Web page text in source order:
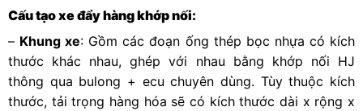
Cấu tạo xe đẩy hàng khớp nối:
– Khung xe: Gồm các đoạn ống thép bọc nhựa có kích
thước khác nhau, ghép với nhau bằng khớp nối HJ
thông qua bulong + ecu chuyên dùng. Tùy thuộc kích
thước, tải trọng hàng hóa sẽ có kích thước dài x rộng x